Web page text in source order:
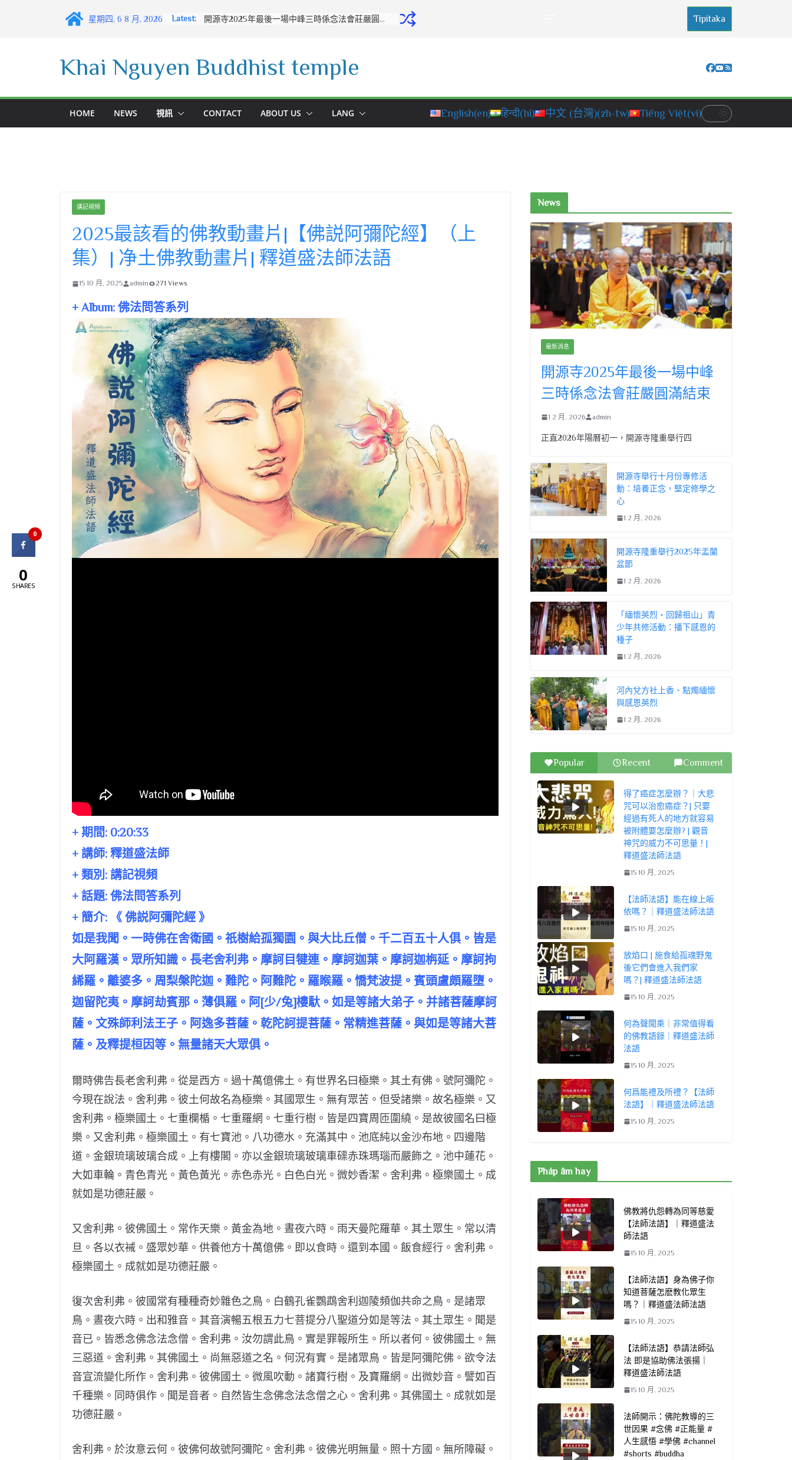
星期四, 6 8 月, 2026 Latest: Tipitaka
Khai Nguyen Buddhist temple
HOME NEWS 視訊 CONTACT ABOUT US LANG English(en) हिन्दी(hi) 中文 (台灣)(zh-tw) Tiếng Việt(vi)
講記視頻
2025最該看的佛教動畫片|【佛説阿彌陀經】（上
集）| 净土佛教動畫片| 釋道盛法師法語
15 10 月, 2025 admin 271 Views
+ Album: 佛法問答系列
+ 期間: 0:20:33
+ 講師: 釋道盛法師
+ 類別: 講記視頻
+ 話題: 佛法問答系列
+ 簡介: 《 佛説阿彌陀經 》
如是我聞。一時佛在舍衛國。祇樹給孤獨園。與大比丘僧。千二百五十人俱。皆是
大阿羅漢。眾所知識。長老舍利弗。摩訶目犍連。摩訶迦葉。摩訶迦栴延。摩訶拘
絺羅。離婆多。周梨槃陀迦。難陀。阿難陀。羅睺羅。憍梵波提。賓頭盧頗羅墮。
迦留陀夷。摩訶劫賓那。薄俱羅。阿[少/兔]樓馱。如是等諸大弟子。并諸菩薩摩訶
薩。文殊師利法王子。阿逸多菩薩。乾陀訶提菩薩。常精進菩薩。與如是等諸大菩
薩。及釋提桓因等。無量諸天大眾俱。
爾時佛告長老舍利弗。從是西方。過十萬億佛土。有世界名曰極樂。其土有佛。號阿彌陀。
今現在說法。舍利弗。彼土何故名為極樂。其國眾生。無有眾苦。但受諸樂。故名極樂。又
舍利弗。極樂國土。七重欄楯。七重羅網。七重行樹。皆是四寶周匝圍繞。是故彼國名曰極
樂。又舍利弗。極樂國土。有七寶池。八功德水。充滿其中。池底純以金沙布地。四邊階
道。金銀琉璃玻璃合成。上有樓閣。亦以金銀琉璃玻璃車磲赤珠瑪瑙而嚴飾之。池中蓮花。
大如車輪。青色青光。黃色黃光。赤色赤光。白色白光。微妙香潔。舍利弗。極樂國土。成
就如是功德莊嚴。
又舍利弗。彼佛國土。常作天樂。黃金為地。晝夜六時。雨天曼陀羅華。其土眾生。常以清
旦。各以衣裓。盛眾妙華。供養他方十萬億佛。即以食時。還到本國。飯食經行。舍利弗。
極樂國土。成就如是功德莊嚴。
復次舍利弗。彼國常有種種奇妙雜色之鳥。白鶴孔雀鸚鵡舍利迦陵頻伽共命之鳥。是諸眾
鳥。晝夜六時。出和雅音。其音演暢五根五力七菩提分八聖道分如是等法。其土眾生。聞是
音已。皆悉念佛念法念僧。舍利弗。汝勿謂此鳥。實是罪報所生。所以者何。彼佛國土。無
三惡道。舍利弗。其佛國土。尚無惡道之名。何況有實。是諸眾鳥。皆是阿彌陀佛。欲令法
音宣流變化所作。舍利弗。彼佛國土。微風吹動。諸寶行樹。及寶羅網。出微妙音。譬如百
千種樂。同時俱作。聞是音者。自然皆生念佛念法念僧之心。舍利弗。其佛國土。成就如是
功德莊嚴。
舍利弗。於汝意云何。彼佛何故號阿彌陀。舍利弗。彼佛光明無量。照十方國。無所障礙。
News
最新消息
開源寺2025年最後一場中峰
三時係念法會莊嚴圓滿結束
1 2 月, 2026 admin
正直2026年陽曆初一，開源寺隆重舉行四
開源寺舉行十月份專修活
動：培養正念，堅定修學之
心
1 2 月, 2026
開源寺隆重舉行2025年盂蘭
盆節
1 2 月, 2026
「緬懷英烈・回歸祖山」青
少年共修活動：播下感恩的
種子
1 2 月, 2026
河內兌方社上香、點燭緬懷
與感恩英烈
1 2 月, 2026
Popular Recent Comment
得了癌症怎麼辦？｜大悲
咒可以治愈癌症？| 只要
經過有死人的地方就容易
被附體要怎麼辦? | 觀音
神咒的威力不可思量！|
釋道盛法師法語
15 10 月, 2025
【法師法語】能在線上皈
依嗎？｜釋道盛法師法語
15 10 月, 2025
放焰口 | 施食給孤魂野鬼
後它們會進入我們家
嗎？| 釋道盛法師法語
15 10 月, 2025
何為聲聞乘｜非常值得看
的佛教語錄｜釋道盛法師
法語
15 10 月, 2025
何爲能禮及所禮？【法師
法語】｜釋道盛法師法語
15 10 月, 2025
Pháp âm hay
佛教將仇怨轉為同等慈愛
【法師法語】｜釋道盛法
師法語
15 10 月, 2025
【法師法語】身為佛子你
知道菩薩怎麽教化眾生
嗎？｜釋道盛法師法語
15 10 月, 2025
【法師法語】恭請法師弘
法 即是協助佛法張揚｜
釋道盛法師法語
15 10 月, 2025
法師開示：佛陀教導的三
世因果 #念佛 #正能量 #
人生感悟 #學佛 #channel
#shorts #buddha
0
0
SHARES